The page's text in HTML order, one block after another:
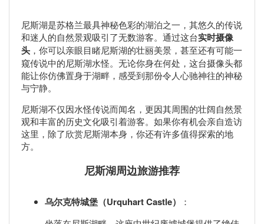
尼斯湖是苏格兰最具神秘色彩的湖泊之一，其悠久的传说
和迷人的自然景观吸引了无数游客。通过这台实时摄像
头 ，你可以亲眼目睹尼斯湖的壮丽美景，甚至还有可能一
窥传说中的尼斯湖水怪。无论你身在何处，这台摄像头都
能让你仿佛置身于湖畔，感受到那份令人心驰神往的神秘
与宁静。
尼斯湖不仅因水怪传说而闻名，更因其周围的壮阔自然景
观和丰富的历史文化吸引着游客。如果你有机会亲自造访
这里，除了欣赏尼斯湖本身，你还有许多值得探索的地
方。
尼斯湖周边旅游推荐
乌尔克特城堡（Urquhart Castle）
：